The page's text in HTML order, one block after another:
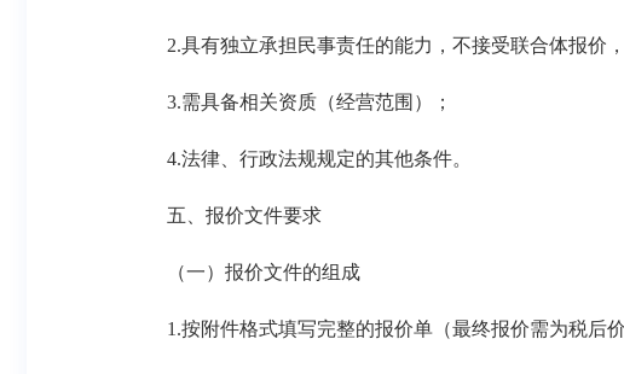
2.具有独立承担民事责任的能力，不接受联合体报价
3.需具备相关资质（经营范围）；
4.法律、行政法规规定的其他条件。
五、报价文件要求
（一）报价文件的组成
1.按附件格式填写完整的报价单（最终报价需为税后